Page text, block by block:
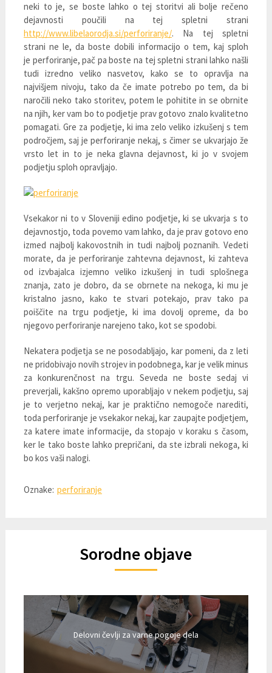
neki to je, se boste lahko o tej storitvi ali bolje rečeno
dejavnosti poučili na tej spletni strani
http://www.libelaorodja.si/perforiranje/. Na tej spletni
strani ne le, da boste dobili informacijo o tem, kaj sploh
je perforiranje, pač pa boste na tej spletni strani lahko našli
tudi izredno veliko nasvetov, kako se to opravlja na
najvišjem nivoju, tako da če imate potrebo po tem, da bi
naročili neko tako storitev, potem le pohitite in se obrnite
na njih, ker vam bo to podjetje prav gotovo znalo kvalitetno
pomagati. Gre za podjetje, ki ima zelo veliko izkušenj s tem
področjem, saj je perforiranje nekaj, s čimer se ukvarjajo že
vrsto let in to je neka glavna dejavnost, ki jo v svojem
podjetju sploh opravljajo.
Vsekakor ni to v Sloveniji edino podjetje, ki se ukvarja s to
dejavnostjo, toda povemo vam lahko, da je prav gotovo eno
izmed najbolj kakovostnih in tudi najbolj poznanih. Vedeti
morate, da je perforiranje zahtevna dejavnost, ki zahteva
od izvbajalca izjemno veliko izkušenj in tudi splošnega
znanja, zato je dobro, da se obrnete na nekoga, ki mu je
kristalno jasno, kako te stvari potekajo, prav tako pa
poiščite na trgu podjetje, ki ima dovolj opreme, da bo
njegovo perforiranje narejeno tako, kot se spodobi.
Nekatera podjetja se ne posodabljajo, kar pomeni, da z leti
ne pridobivajo novih strojev in podobnega, kar je velik minus
za konkurenčnost na trgu. Seveda ne boste sedaj vi
preverjali, kakšno opremo uporabljajo v nekem podjetju, saj
je to verjetno nekaj, kar je praktično nemogoče narediti,
toda perforiranje je vsekakor nekaj, kar zaupajte podjetjem,
za katere imate informacije, da stopajo v koraku s časom,
ker le tako boste lahko prepričani, da ste izbrali nekoga, ki
bo kos vaši nalogi.
Oznake: perforiranje
Sorodne objave
Delovni čevlji za varne pogoje dela